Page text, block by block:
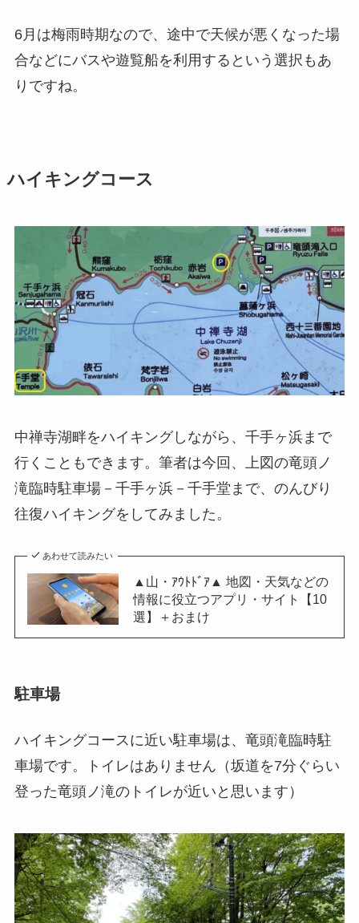
6月は梅雨時期なので、 途中で天候が悪くなった場
合などにバスや遊覧船を利用するという選択 もあ
りですね。
ハイキングコース
中禅寺湖畔をハイキングしながら、千手ヶ浜まで
行くこともできます。筆者は今回、上図の竜頭ノ
滝臨時駐車場－千手ヶ浜－千手堂まで、のんびり
往復ハイキングをしてみました。
あわせて読みたい
▲山・ｱｳﾄﾄﾞｱ▲ 地図・天気などの
情報に役立つアプリ・サイト【10
選】＋おまけ
駐車場
ハイキングコースに近い駐車場は、 竜頭滝臨時駐
車場です。トイレはありません（坂道を7分ぐらい
登った竜頭ノ滝のトイレが近いと思います）